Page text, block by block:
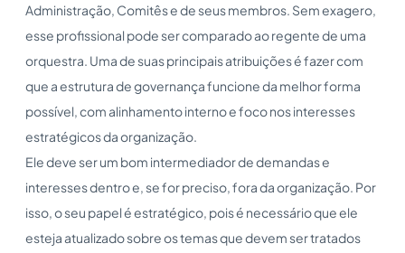
Administração, Comitês e de seus membros. Sem exagero,
esse profissional pode ser comparado ao regente de uma
orquestra. Uma de suas principais atribuições é fazer com
que a estrutura de governança funcione da melhor forma
possível, com alinhamento interno e foco nos interesses
estratégicos da organização.
Ele deve ser um bom intermediador de demandas e
interesses dentro e, se for preciso, fora da organização. Por
isso, o seu papel é estratégico, pois é necessário que ele
esteja atualizado sobre os temas que devem ser tratados